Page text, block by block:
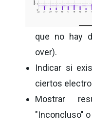
que no hay
over).
Indicar si
ciertos
Mostrar
"Inconcluso"